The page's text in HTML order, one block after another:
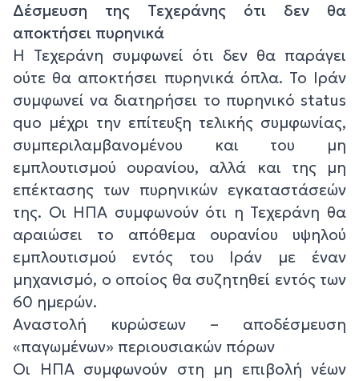
Δέσμευση της Τεχεράνης ότι δεν θα
αποκτήσει πυρηνικά
H Τεχεράνη συμφωνεί ότι δεν θα παράγει
ούτε θα αποκτήσει πυρηνικά όπλα. Το Ιράν
συμφωνεί να διατηρήσει το πυρηνικό status
quo μέχρι την επίτευξη τελικής συμφωνίας,
συμπεριλαμβανομένου και του μη
εμπλουτισμού ουρανίου, αλλά και της μη
επέκτασης των πυρηνικών εγκαταστάσεών
της. Οι ΗΠΑ συμφωνούν ότι η Τεχεράνη θα
αραιώσει το απόθεμα ουρανίου υψηλού
εμπλουτισμού εντός του Ιράν με έναν
μηχανισμό, ο οποίος θα συζητηθεί εντός των
60 ημερών.
Αναστολή κυρώσεων – αποδέσμευση
«παγωμένων» περιουσιακών πόρων
Οι ΗΠΑ συμφωνούν στη μη επιβολή νέων